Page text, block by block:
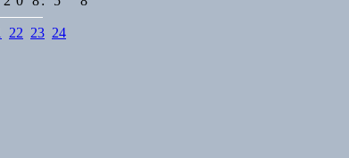
22 23 24